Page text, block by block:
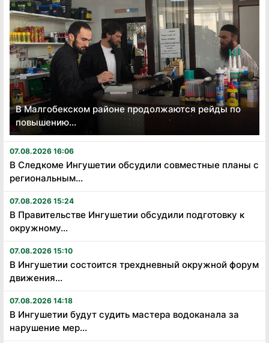
В Малгобекском районе продолжаются рейды по
повышению...
07.08.2026 16:06
В Следкоме Ингушетии обсудили совместные планы с
региональным...
07.08.2026 15:24
В Правительстве Ингушетии обсудили подготовку к
окружному...
07.08.2026 15:10
В Ингушетии состоится трехдневный окружной форум
движения...
07.08.2026 14:18
В Ингушетии будут судить мастера водоканала за
нарушение мер...